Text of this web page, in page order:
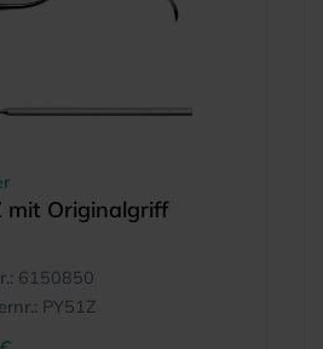
mit Originalgriff
6150850
PY51Z